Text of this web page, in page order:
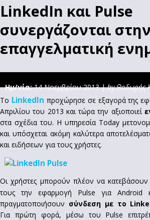
LinkedIn και Pulse
συνεργάζονται στην
επαγγελματική
Ημ/νία:14 Νοεμβρίου 2013 |by Θοδωρής
Το LinkedIn προχώρησε σε εξαγορά της
Απριλίου του 2013 και τώρα την αξιοποιεί
στα σχέδια του. Η υπηρεσία Today
και υπόσχεται ακόμη καλύτερα
και ειδήσεων για τους χρήστες.
Οι χρήστες μπορούν πλέον να κατεβάσουν
τους την εφαρμογή Pulse για Android
πραγματοποιήσουν σύνδεση με το
Για πρώτη φορά, μέσω του Pulse